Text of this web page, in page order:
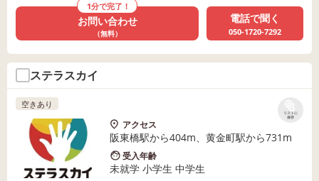
1分で完了！
お問い合わせ
（無料）
電話で聞く
050-1720-7292
ステラスカイ
リストに
保存
空きあり
アクセス
阪東橋駅から404m、黄金町駅から731m
受入年齢
未就学 小学生 中学生